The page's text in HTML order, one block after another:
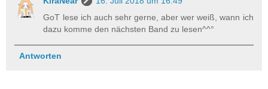
GoT lese ich auch sehr gerne, aber wer weiß, wann ich
dazu komme den nächsten Band zu lesen^^°
Antworten